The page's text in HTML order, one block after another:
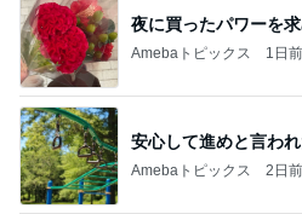
夜に買ったパワーを
Amebaトピックス 1日前
安心して進めと言わ
Amebaトピックス 2日前